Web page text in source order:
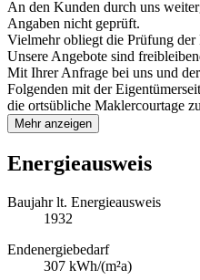
An den Kunden durch uns
Angaben nicht geprüft.
Vielmehr obliegt die Prüfung
Unsere Angebote sind
Mit Ihrer Anfrage bei uns und
Folgenden mit der
die ortsübliche Maklercourtage
Mehr anzeigen
Energieausweis
Baujahr lt. Energieausweis
1932
Endenergiebedarf
307 kWh/(m²a)